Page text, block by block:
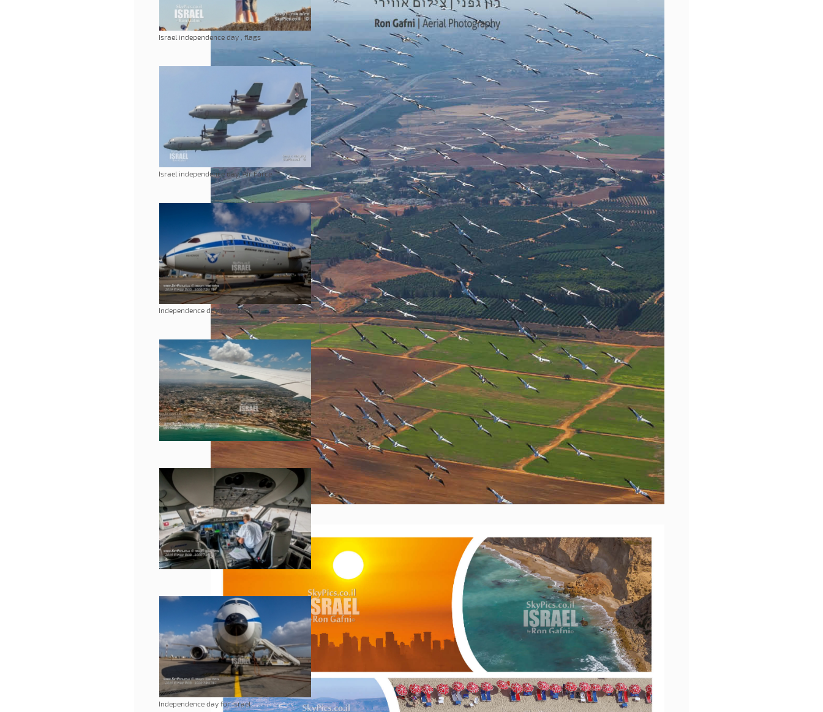
Israel independence day , flags
Israel independence day, Air Force
Independence day for Israel
Independence day for Israel